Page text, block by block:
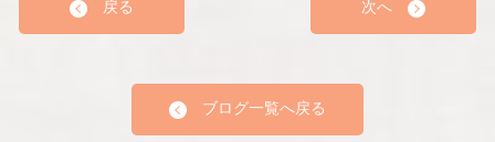
戻る 次へ
ブログ一覧へ戻る